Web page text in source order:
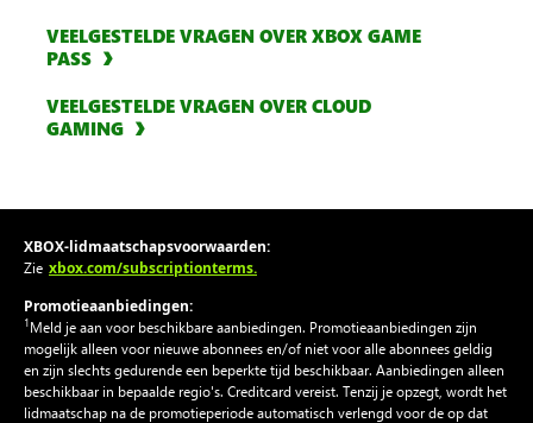
VEELGESTELDE VRAGEN OVER XBOX GAME
PASS
VEELGESTELDE VRAGEN OVER CLOUD
GAMING
XBOX-lidmaatschapsvoorwaarden:
Zie xbox.com/subscriptionterms.
Promotieaanbiedingen:
1Meld je aan voor beschikbare aanbiedingen. Promotieaanbiedingen zijn
mogelijk alleen voor nieuwe abonnees en/of niet voor alle abonnees geldig
en zijn slechts gedurende een beperkte tijd beschikbaar. Aanbiedingen alleen
beschikbaar in bepaalde regio's. Creditcard vereist. Tenzij je opzegt, wordt het
lidmaatschap na de promotieperiode automatisch verlengd voor de op dat